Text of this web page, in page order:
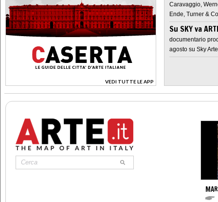
VEDI TUTTE LE APP
>
Caravaggio,
Ende, Turner &
Su SKY va
documentario
agosto su Sky Arte